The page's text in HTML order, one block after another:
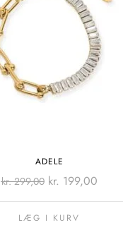
ADELE
kr.299,00 kr. 199,00
LÆG I KURV